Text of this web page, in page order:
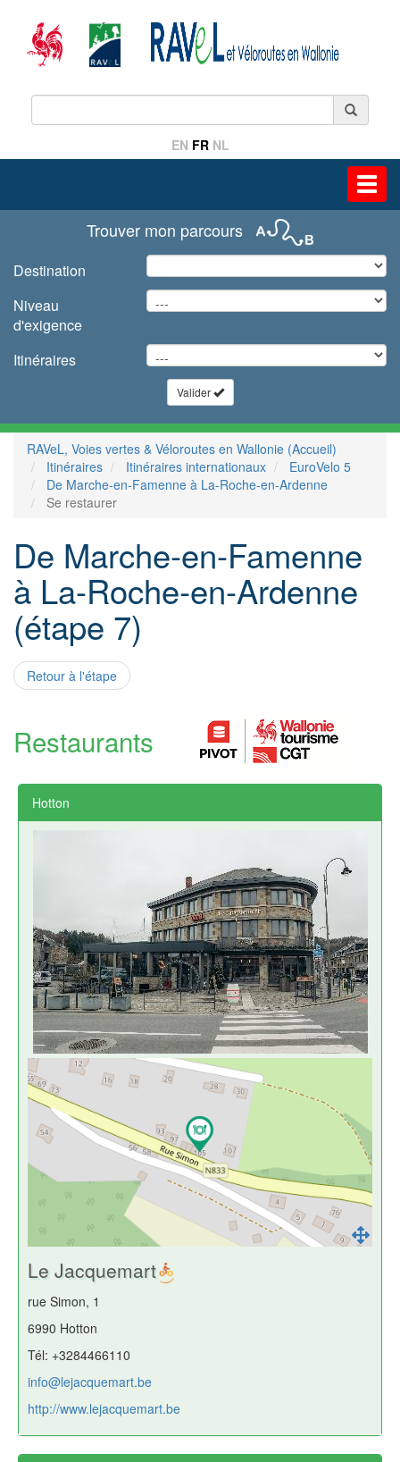
EN FR NL
Trouver mon parcours
Destination
Niveau
d'exigence
Itinéraires
Valider
RAVeL, Voies vertes & Véloroutes en Wallonie (Accueil)
Itinéraires
Itinéraires internationaux
EuroVelo 5
De Marche-en-Famenne à La-Roche-en-Ardenne
Se restaurer
De Marche-en-Famenne
à La-Roche-en-Ardenne
(étape 7)
Retour à l'étape
Restaurants
Hotton
Le Jacquemart
rue Simon, 1
6990 Hotton
Tél: +3284466110
info@lejacquemart.be
http://www.lejacquemart.be